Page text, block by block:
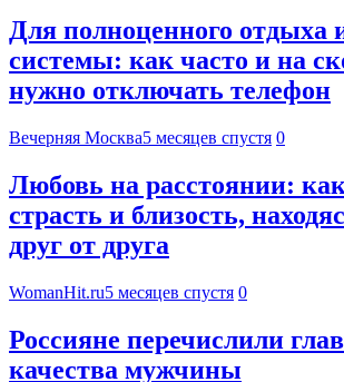
Для полноценного отдыха
системы: как часто и на
нужно отключать телефон
Вечерняя Москва5 месяцев спустя 0
Любовь на расстоянии:
страсть и близость,
друг от друга
WomanHit.ru5 месяцев спустя 0
Россияне перечислили
качества мужчины